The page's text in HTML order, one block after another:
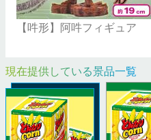
【吽形】阿吽フィギュア
現在提供している景品一覧